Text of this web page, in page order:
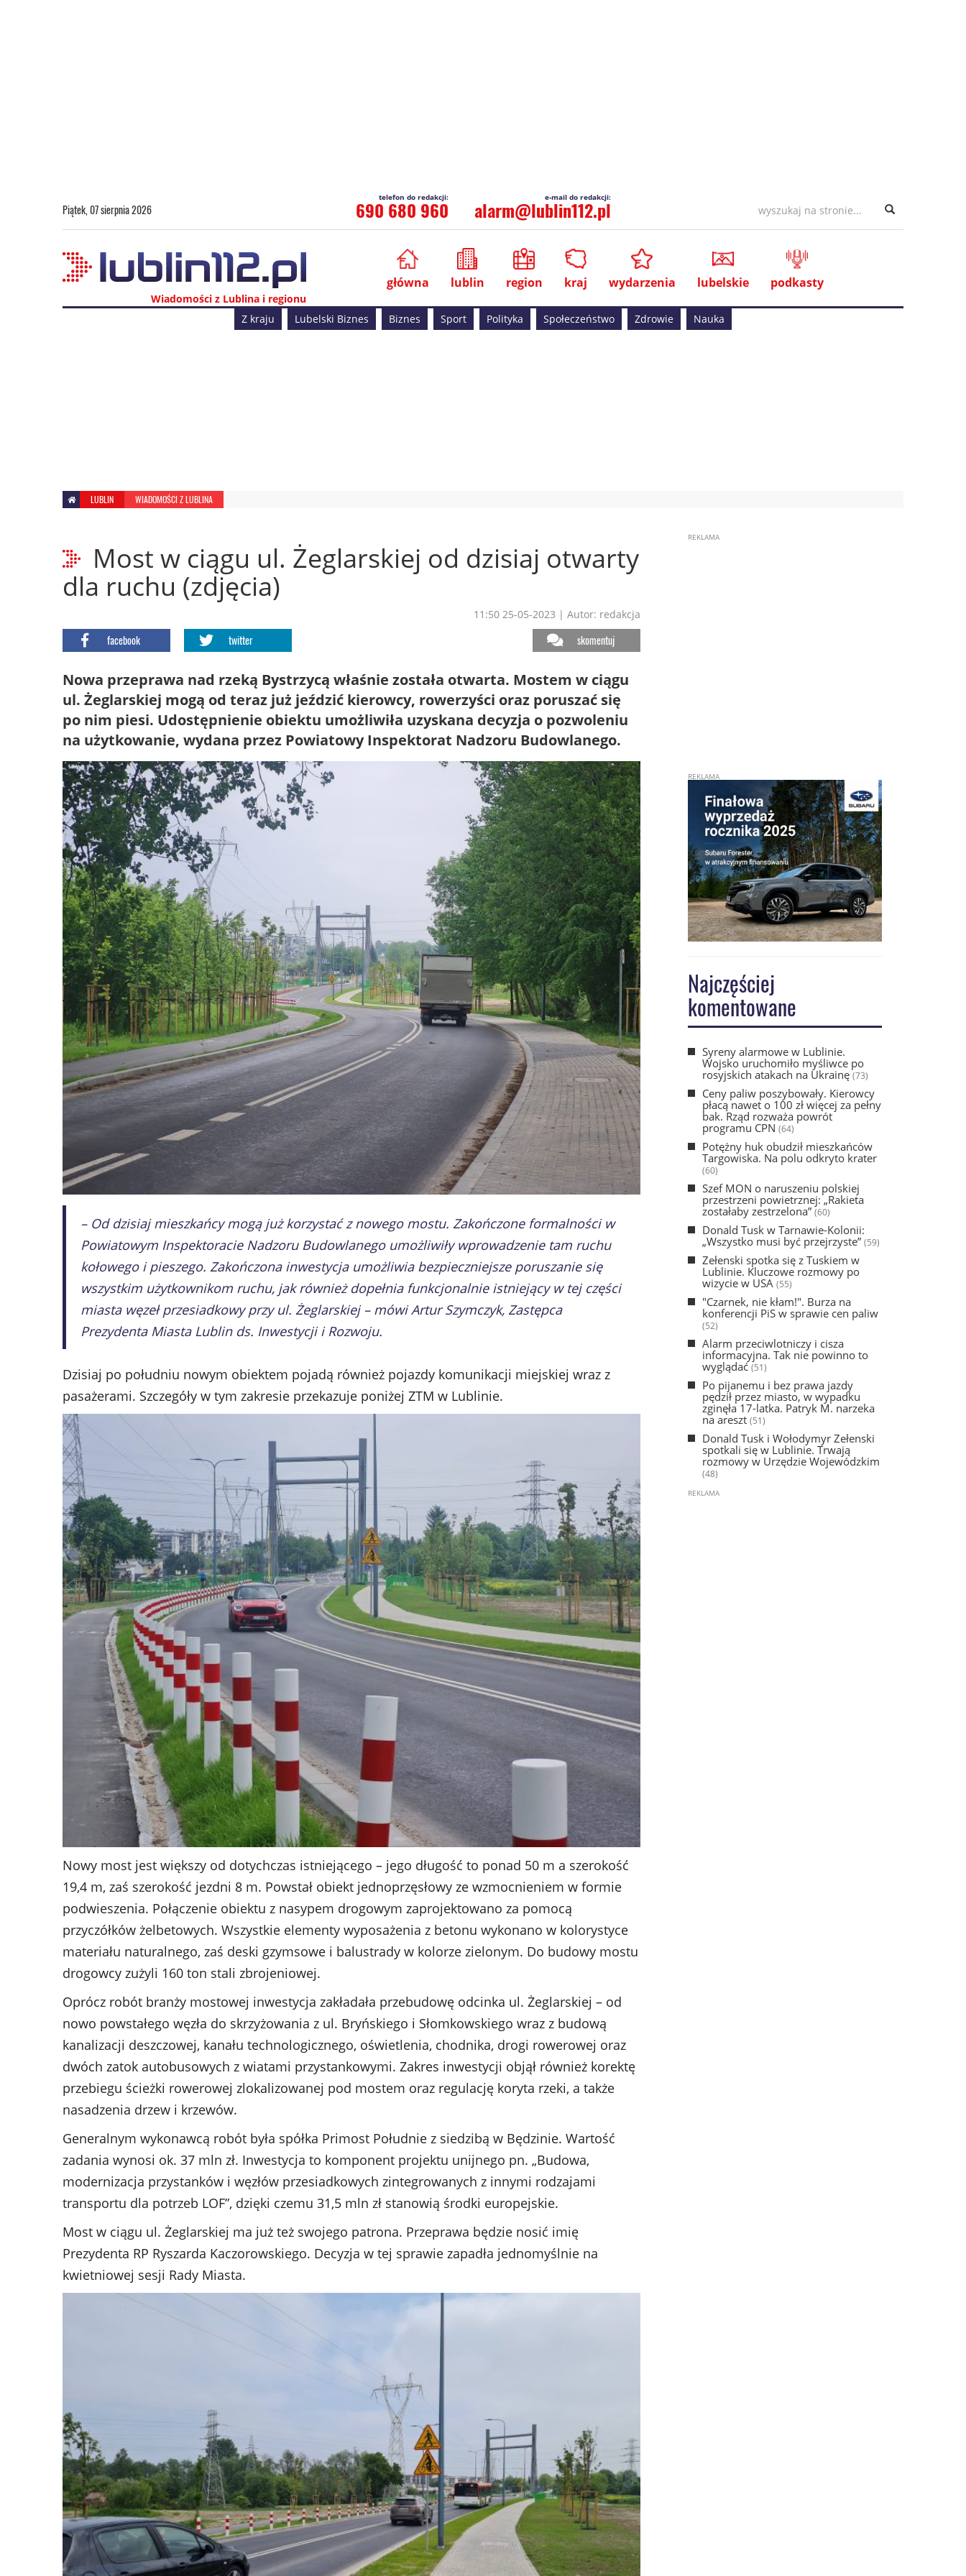
Piątek, 07 sierpnia 2026 690 680 960 alarm@lublin112.pl
Wiadomości z Lublina i regionu
główna lublin region kraj wydarzenia lubelskie podkasty
Z kraju Lubelski Biznes Biznes Sport Polityka Społeczeństwo Zdrowie Nauka
LUBLIN WIADOMOŚCI Z LUBLINA
Most w ciągu ul. Żeglarskiej od dzisiaj otwarty
dla ruchu (zdjęcia)
11:50 25-05-2023 | Autor: redakcja
facebook twitter skomentuj
Nowa przeprawa nad rzeką Bystrzycą właśnie została otwarta. Mostem w ciągu
ul. Żeglarskiej mogą od teraz już jeździć kierowcy, rowerzyści oraz poruszać się
po nim piesi. Udostępnienie obiektu umożliwiła uzyskana decyzja o pozwoleniu
na użytkowanie, wydana przez Powiatowy Inspektorat Nadzoru Budowlanego.
– Od dzisiaj mieszkańcy mogą już korzystać z nowego mostu. Zakończone formalności w
Powiatowym Inspektoracie Nadzoru Budowlanego umożliwiły wprowadzenie tam ruchu
kołowego i pieszego. Zakończona inwestycja umożliwia bezpieczniejsze poruszanie się
wszystkim użytkownikom ruchu, jak również dopełnia funkcjonalnie istniejący w tej części
miasta węzeł przesiadkowy przy ul. Żeglarskiej – mówi Artur Szymczyk, Zastępca
Prezydenta Miasta Lublin ds. Inwestycji i Rozwoju.
Dzisiaj po południu nowym obiektem pojadą również pojazdy komunikacji miejskiej wraz z
pasażerami. Szczegóły w tym zakresie przekazuje poniżej ZTM w Lublinie.
Nowy most jest większy od dotychczas istniejącego – jego długość to ponad 50 m a szerokość
19,4 m, zaś szerokość jezdni 8 m. Powstał obiekt jednoprzęsłowy ze wzmocnieniem w formie
podwieszenia. Połączenie obiektu z nasypem drogowym zaprojektowano za pomocą
przyczółków żelbetowych. Wszystkie elementy wyposażenia z betonu wykonano w kolorystyce
materiału naturalnego, zaś deski gzymsowe i balustrady w kolorze zielonym. Do budowy mostu
drogowcy zużyli 160 ton stali zbrojeniowej.
Oprócz robót branży mostowej inwestycja zakładała przebudowę odcinka ul. Żeglarskiej – od
nowo powstałego węzła do skrzyżowania z ul. Bryńskiego i Słomkowskiego wraz z budową
kanalizacji deszczowej, kanału technologicznego, oświetlenia, chodnika, drogi rowerowej oraz
dwóch zatok autobusowych z wiatami przystankowymi. Zakres inwestycji objął również korektę
przebiegu ścieżki rowerowej zlokalizowanej pod mostem oraz regulację koryta rzeki, a także
nasadzenia drzew i krzewów.
Generalnym wykonawcą robót była spółka Primost Południe z siedzibą w Będzinie. Wartość
zadania wynosi ok. 37 mln zł. Inwestycja to komponent projektu unijnego pn. „Budowa,
modernizacja przystanków i węzłów przesiadkowych zintegrowanych z innymi rodzajami
transportu dla potrzeb LOF”, dzięki czemu 31,5 mln zł stanowią środki europejskie.
Most w ciągu ul. Żeglarskiej ma już też swojego patrona. Przeprawa będzie nosić imię
Prezydenta RP Ryszarda Kaczorowskiego. Decyzja w tej sprawie zapadła jednomyślnie na
kwietniowej sesji Rady Miasta.
Najczęściej
komentowane
Syreny alarmowe w Lublinie.
Wojsko uruchomiło myśliwce po
rosyjskich atakach na Ukrainę(73)
Ceny paliw poszybowały. Kierowcy
płacą nawet o 100 zł więcej za pełny
bak. Rząd rozważa powrót
programu CPN (64)
Potężny huk obudził mieszkańców
Targowiska. Na polu odkryto krater
(60)
Szef MON o naruszeniu polskiej
przestrzeni powietrznej: „Rakieta
zostałaby zestrzelona” (60)
Donald Tusk w Tarnawie-Kolonii:
„Wszystko musi być przejrzyste” (59)
Zełenski spotka się z Tuskiem w
Lublinie. Kluczowe rozmowy po
wizycie w USA (55)
"Czarnek, nie kłam!". Burza na
konferencji PiS w sprawie cen paliw
(52)
Alarm przeciwlotniczy i cisza
informacyjna. Tak nie powinno to
wyglądać(51)
Po pijanemu i bez prawa jazdy
pędził przez miasto, w wypadku
zginęła 17-latka. Patryk M. narzeka
na areszt (51)
Donald Tusk i Wołodymyr Zełenski
spotkali się w Lublinie. Trwają
rozmowy w Urzędzie Wojewódzkim
(48)